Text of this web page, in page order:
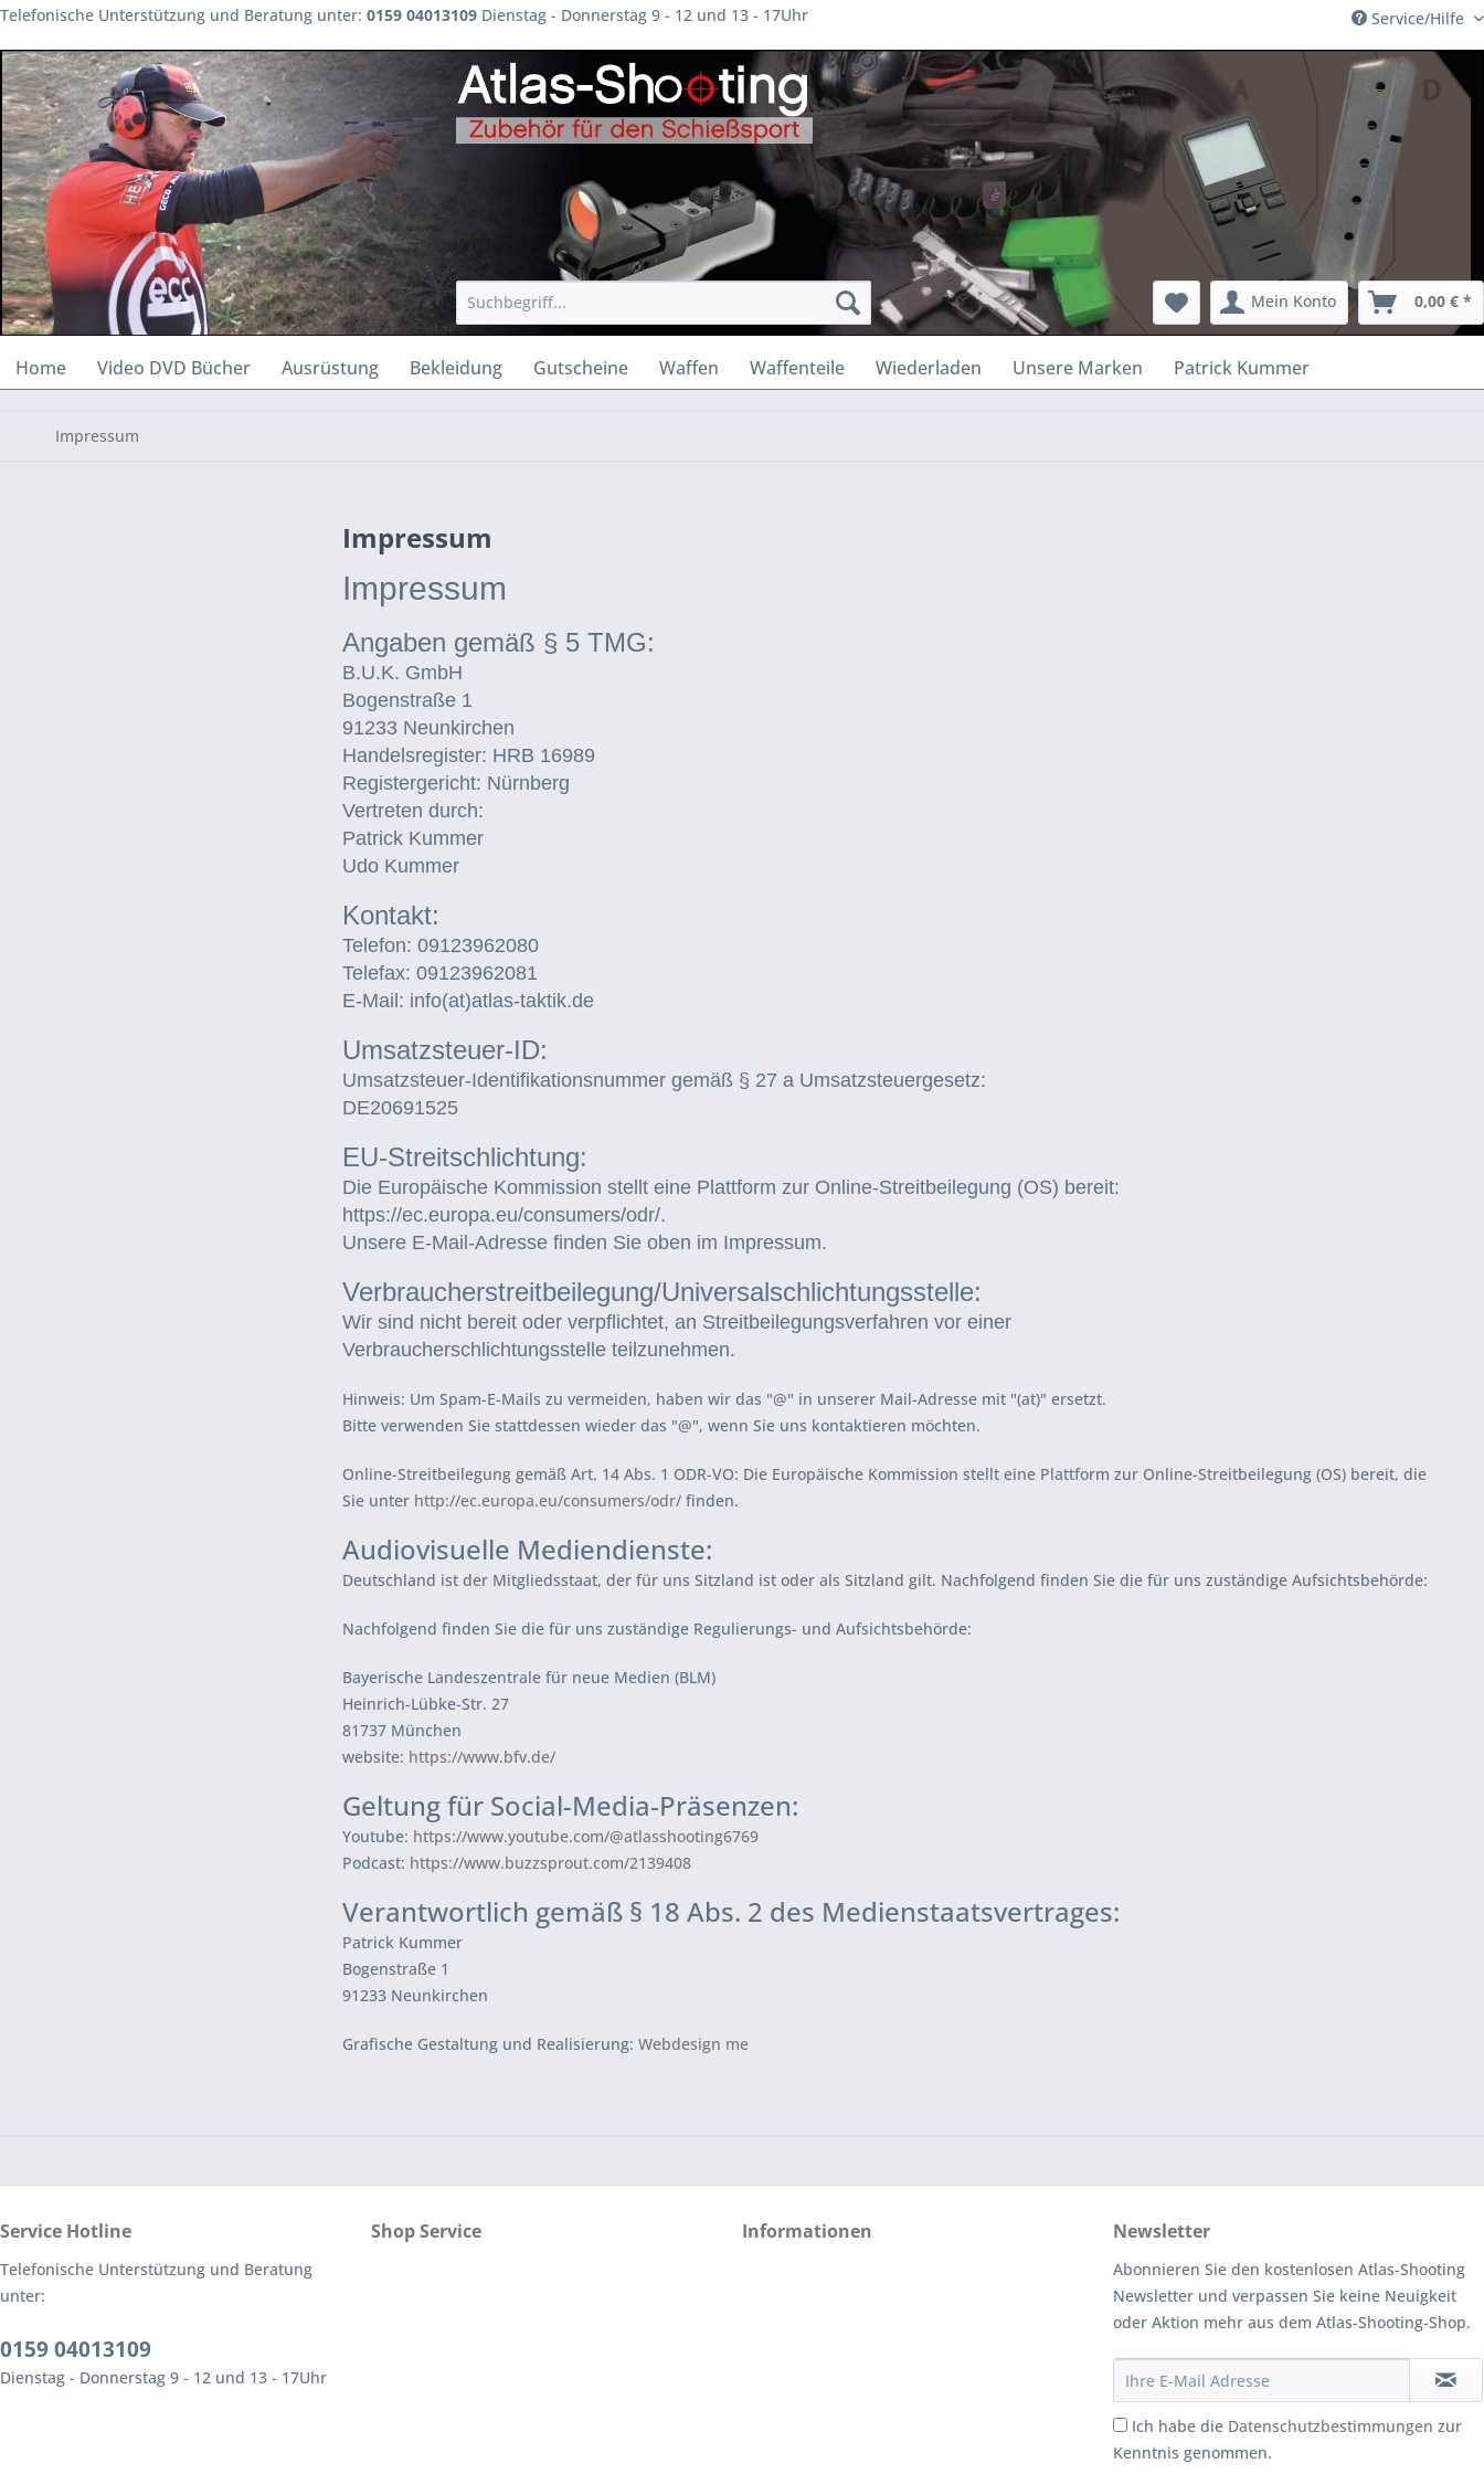
Telefonische Unterstützung und Beratung unter: 0159 04013109 Dienstag - Donnerstag 9 - 12 und 13 - 17Uhr Service/Hilfe
Mein Konto 0,00 € *
Home Video DVD Bücher Ausrüstung Bekleidung Gutscheine Waffen Waffenteile Wiederladen Unsere Marken Patrick Kummer
Impressum
Impressum
Impressum
Angaben gemäß § 5 TMG:
B.U.K. GmbH
Bogenstraße 1
91233 Neunkirchen
Handelsregister: HRB 16989
Registergericht: Nürnberg
Vertreten durch:
Patrick Kummer
Udo Kummer
Kontakt:
Telefon: 09123962080
Telefax: 09123962081
E-Mail: info(at)atlas-taktik.de
Umsatzsteuer-ID:
Umsatzsteuer-Identifikationsnummer gemäß § 27 a Umsatzsteuergesetz:
DE20691525
EU-Streitschlichtung:
Die Europäische Kommission stellt eine Plattform zur Online-Streitbeilegung (OS) bereit:
https://ec.europa.eu/consumers/odr/.
Unsere E-Mail-Adresse finden Sie oben im Impressum.
Verbraucherstreitbeilegung/Universalschlichtungsstelle:
Wir sind nicht bereit oder verpflichtet, an Streitbeilegungsverfahren vor einer
Verbraucherschlichtungsstelle teilzunehmen.
Hinweis: Um Spam-E-Mails zu vermeiden, haben wir das "@" in unserer Mail-Adresse mit "(at)" ersetzt.
Bitte verwenden Sie stattdessen wieder das "@", wenn Sie uns kontaktieren möchten.
Online-Streitbeilegung gemäß Art. 14 Abs. 1 ODR-VO: Die Europäische Kommission stellt eine Plattform zur Online-Streitbeilegung (OS) bereit, die
Sie unter http://ec.europa.eu/consumers/odr/ finden.
Audiovisuelle Mediendienste:
Deutschland ist der Mitgliedsstaat, der für uns Sitzland ist oder als Sitzland gilt. Nachfolgend finden Sie die für uns zuständige Aufsichtsbehörde:
Nachfolgend finden Sie die für uns zuständige Regulierungs- und Aufsichtsbehörde:
Bayerische Landeszentrale für neue Medien (BLM)
Heinrich-Lübke-Str. 27
81737 München
website: https://www.bfv.de/
Geltung für Social-Media-Präsenzen:
Youtube: https://www.youtube.com/@atlasshooting6769
Podcast: https://www.buzzsprout.com/2139408
Verantwortlich gemäß § 18 Abs. 2 des Medienstaatsvertrages:
Patrick Kummer
Bogenstraße 1
91233 Neunkirchen
Grafische Gestaltung und Realisierung: Webdesign me
Service Hotline
Telefonische Unterstützung und Beratung
unter:
0159 04013109
Dienstag - Donnerstag 9 - 12 und 13 - 17Uhr
Shop Service Informationen Newsletter
Abonnieren Sie den kostenlosen Atlas-Shooting
Newsletter und verpassen Sie keine Neuigkeit
oder Aktion mehr aus dem Atlas-Shooting-Shop.
Ich habe die Datenschutzbestimmungen zur
Kenntnis genommen.